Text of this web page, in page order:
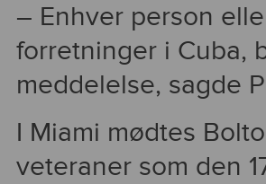
– Enhver person
forretninger i Cuba,
meddelelse, sagde
I Miami mødtes
veteraner som den